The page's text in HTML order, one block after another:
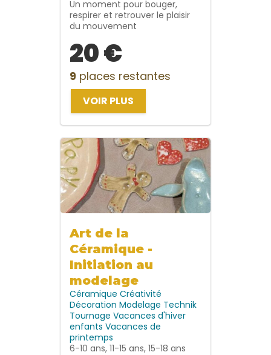
Un moment pour bouger,
respirer et retrouver le plaisir
du mouvement
20 €
9 places restantes
VOIR PLUS
Art de la
Céramique -
Initiation au
modelage
Céramique Créativité
Décoration Modelage Technik
Tournage Vacances d'hiver
enfants Vacances de
printemps
6-10 ans, 11-15 ans, 15-18 ans